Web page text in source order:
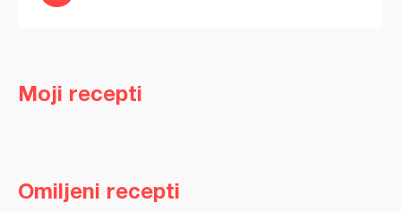
Moji recepti
Omiljeni recepti